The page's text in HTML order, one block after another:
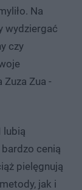
Na
wydziergać
czy
Zua -
lubią
cenią
pielęgnują
jak i